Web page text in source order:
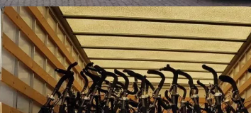
Expeditie Robinson City Game in Rotterdam!